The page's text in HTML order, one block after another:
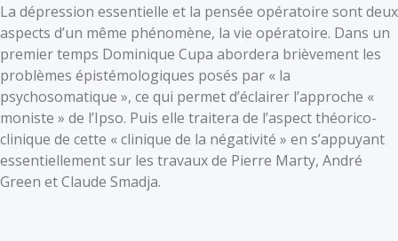
La dépression essentielle et la pensée opératoire sont deux
aspects d’un même phénomène, la vie opératoire. Dans un
premier temps Dominique Cupa abordera brièvement les
problèmes épistémologiques posés par « la
psychosomatique », ce qui permet d’éclairer l’approche «
moniste » de l’Ipso. Puis elle traitera de l’aspect théorico-
clinique de cette « clinique de la négativité » en s’appuyant
essentiellement sur les travaux de Pierre Marty, André
Green et Claude Smadja.